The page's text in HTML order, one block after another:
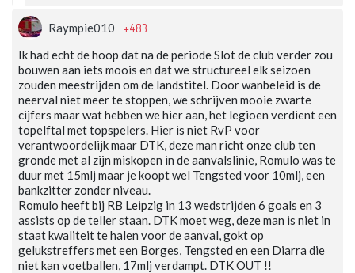
Raympie010 +483
Ik had echt de hoop dat na de periode Slot de club verder zou
bouwen aan iets moois en dat we structureel elk seizoen
zouden meestrijden om de landstitel. Door wanbeleid is de
neerval niet meer te stoppen, we schrijven mooie zwarte
cijfers maar wat hebben we hier aan, het legioen verdient een
topelftal met topspelers. Hier is niet RvP voor
verantwoordelijk maar DTK, deze man richt onze club ten
gronde met al zijn miskopen in de aanvalslinie, Romulo was te
duur met 15mlj maar je koopt wel Tengsted voor 10mlj, een
bankzitter zonder niveau.
Romulo heeft bij RB Leipzig in 13 wedstrijden 6 goals en 3
assists op de teller staan. DTK moet weg, deze man is niet in
staat kwaliteit te halen voor de aanval, gokt op
gelukstreffers met een Borges, Tengsted en een Diarra die
niet kan voetballen, 17mlj verdampt. DTK OUT !!